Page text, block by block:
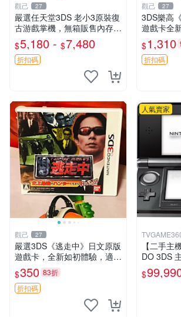
觀己 27
嚴選任天堂3DS 老小3原裝復
古游戲掌機，無箱販售內存卡
另購。購時可配熱門游戲與主
題。多色齊全，含紅、藍、
白、黑、粉五色，質地7新～
$5,180 - $7,480
折扣碼
觀己 27
3DS樂高
遊戲卡全
游戲 復
戲
$1,310
折扣碼
觀己 27
嚴選3DS《逃走中》日文原版
遊戲卡，全新如初體驗，適合
收藏。3ds日版專用，圖像詳
見。二手商品，售出概不退
換。 逃走中 3ds 日版 游戲卡
$350 83折
折扣碼
人氣賣家
中店
【二手主機】
DO 3DS
日規機
裸裝【台
$